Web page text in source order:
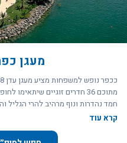
מעגן
מתוכם 36 חדרים זוגיים
חמד נהדרות ונוף מרהיב להרי הגליל
תרגישו מיד איך האווירה משתנה,
קרא עוד